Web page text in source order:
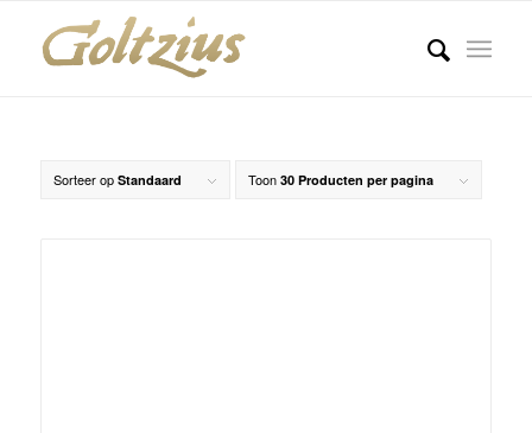
Sorteer op Standaard Toon 30 Producten per pagina